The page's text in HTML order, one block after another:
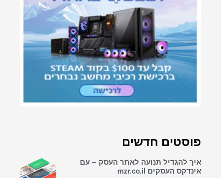
פוסטים חדשים
איך להגדיל תנועה לאתר העסק – עם
אינדקס העסקים mzr.co.il